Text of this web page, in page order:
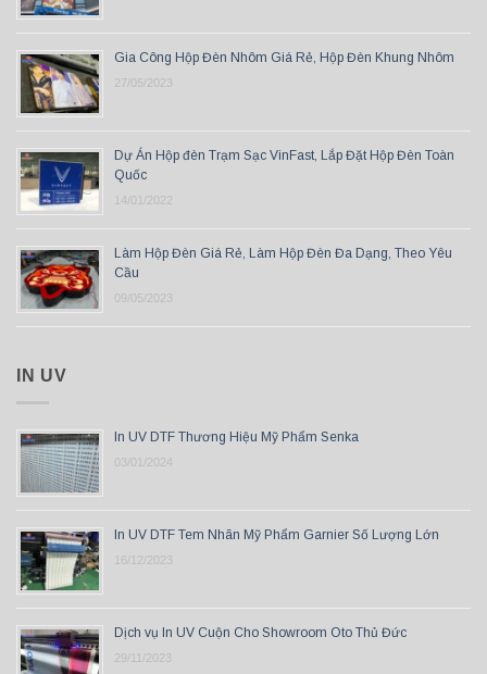
Gia Công Hộp Đèn Nhôm Giá Rẻ, Hộp Đèn Khung Nhôm
27/05/2023
Dự Án Hộp đèn Trạm Sạc VinFast, Lắp Đặt Hộp Đèn Toàn
Quốc
14/01/2022
Làm Hộp Đèn Giá Rẻ, Làm Hộp Đèn Đa Dạng, Theo Yêu
Cầu
09/05/2023
IN UV
In UV DTF Thương Hiệu Mỹ Phẩm Senka
03/01/2024
In UV DTF Tem Nhãn Mỹ Phẩm Garnier Số Lượng Lớn
16/12/2023
Dịch vụ In UV Cuộn Cho Showroom Oto Thủ Đức
29/11/2023